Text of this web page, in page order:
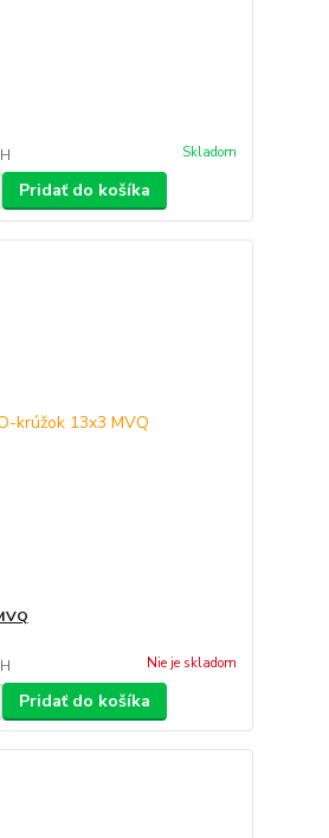
Skladom
Pridať do košíka
Nie je skladom
Pridať do košíka